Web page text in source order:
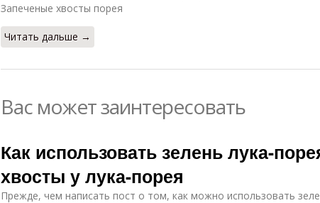
Запеченые хвосты порея
Читать дальше →
Вас может заинтересовать
Как использовать зелень лука-
хвосты у лука-порея
Прежде, чем написать пост о том, как можно использовать